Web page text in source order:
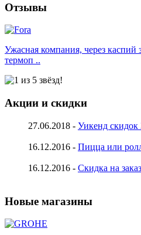
Отзывы
Ужасная компания, через каспий
термоп ..
Акции и скидки
27.06.2018 - Уикенд
16.12.2016 - Пицца или
16.12.2016 - Скидка на
Новые магазины